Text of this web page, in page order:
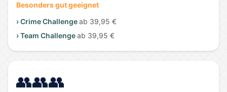
Besonders gut geeignet
› Crime Challengeab 39,95 €
› Team Challengeab 39,95 €
👥👥👥